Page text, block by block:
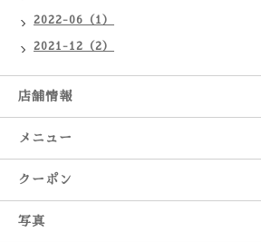
2022-06（1）
2021-12（2）
店舗情報
メニュー
クーポン
写真